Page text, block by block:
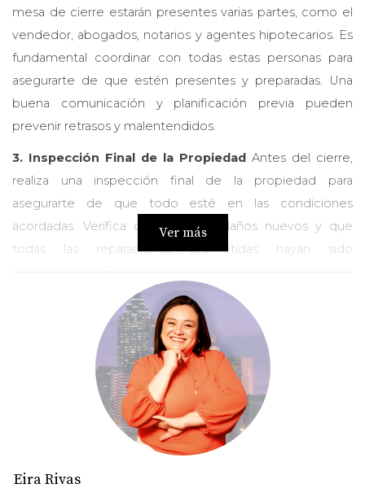
mesa de cierre estarán presentes varias partes, como el
vendedor, abogados, notarios y agentes hipotecarios. Es
fundamental coordinar con todas estas personas para
asegurarte de que estén presentes y preparadas. Una
buena comunicación y planificación previa pueden
prevenir retrasos y malentendidos.
3. Inspección Final de la Propiedad Antes del cierre,
realiza una inspección final de la propiedad para
asegurarte de que todo esté en las condiciones
acordadas. Verifica que no haya daños nuevos y que
todas las reparaciones prometidas hayan sido
asegurarte de que todo esté en orden antes de finalizar
4. Resolución de Problemas y Preguntas de Último
Es común que surjan problemas o preguntas de
último minuto durante el cierre. Prepárate para abordar y
resolver estos problemas rápidamente. Estar listo para
realizar ajustes de última hora puede evitar que el cierre
involucradas.
Ver más
Eira Rivas